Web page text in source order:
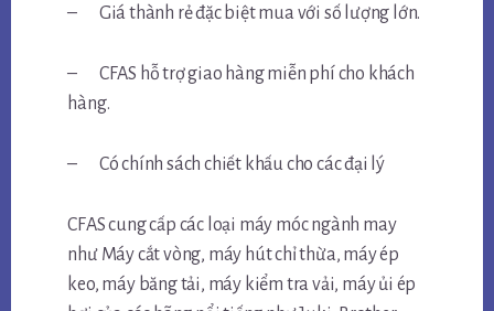
– Giá thành rẻ đặc biệt mua với số lượng lớn.
– CFAS hỗ trợ giao hàng miễn phí cho khách
hàng.
– Có chính sách chiết khấu cho các đại lý
CFAS cung cấp các loại máy móc ngành may
như Máy cắt vòng, máy hút chỉ thừa, máy ép
keo, máy băng tải, máy kiểm tra vải, máy ủi ép